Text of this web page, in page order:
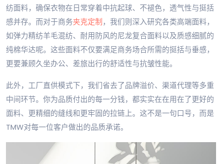
纺面料，确保衣物在日常穿着中抗起球、不褪色，透气性与挺括
感并存。而对于商务夹克定制，我们则深入研究各类高端面料，
如弹力精纺羊毛混纺、耐用防风的尼龙复合面料以及质感细腻的
纯棉华达呢。这些面料不仅要满足商务场合所需的挺括与垂感，
更要兼顾久坐办公、差旅出行的舒适性与抗皱性能。
此外，工厂直供模式下，我们省去了品牌溢价、渠道代理等多重
中间环节。你为品质付出的每一分钱，都实实在在用在了更好的
面料、更精细的缝线和更牢固的拉链上。这不是一句口号，而是
TMW对每一位客户做出的品质承诺。